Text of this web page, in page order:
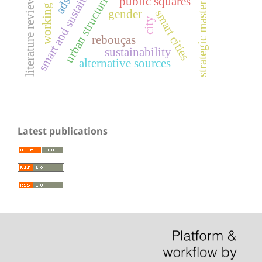
city
rebouças strategic master plan
smart cities
alternative sources
literature review. sustainability
gender
Latest publications